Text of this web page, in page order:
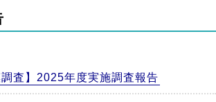
調査】2025年度実施調査報告